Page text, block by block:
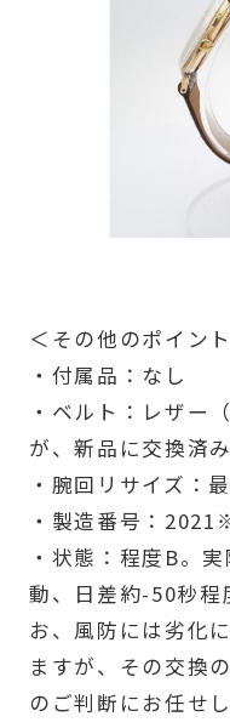
＜その他のポイン
・付属品：なし
・ベルト：レザー
が、新品に交換済み
・腕回リサイズ：
・製造番号：
・状態：程度B。
動、日差約-50秒程
お、風防には劣化
ますが、その交換
のご判断にお任せし